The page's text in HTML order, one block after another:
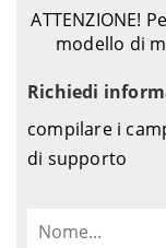
ATTENZIONE!
modello di
Richiedi
compilare i
di supporto